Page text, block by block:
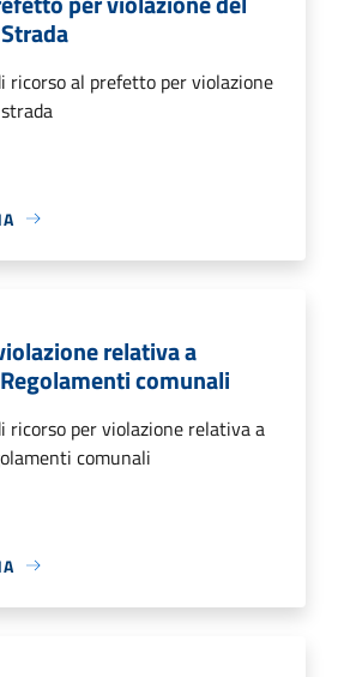
ricorso al prefetto per violazione
relativa a
comunali
ricorso per violazione relativa a
comunali